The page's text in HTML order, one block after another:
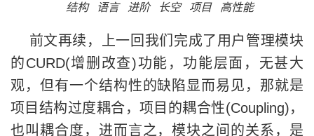
结构
语言 进阶 长空 项目 高性能
前文再续，上一回我们完成了用户管理模块
的CURD(增删改查)功能，功能层面，无甚大
观，但有一个结构性的缺陷显而易见，那就是
项目结构过度耦合，项目的耦合性(Coupling)，
也叫耦合度，进而言之，模块之间的关系，是